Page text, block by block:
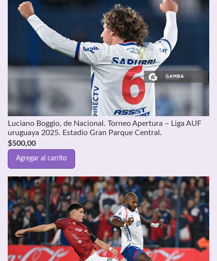
Luciano Boggio, de Nacional. Torneo Apertura – Liga AUF
uruguaya 2025. Estadio Gran Parque Central.
$500,00
Agregar al carrito